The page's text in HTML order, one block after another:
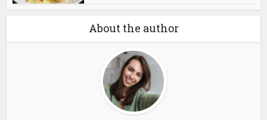
About the author